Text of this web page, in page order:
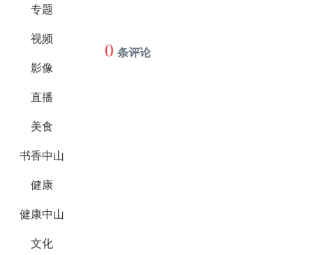
专题
视频
影像
直播
美食
书香中山
健康
健康中山
文化
0 条评论